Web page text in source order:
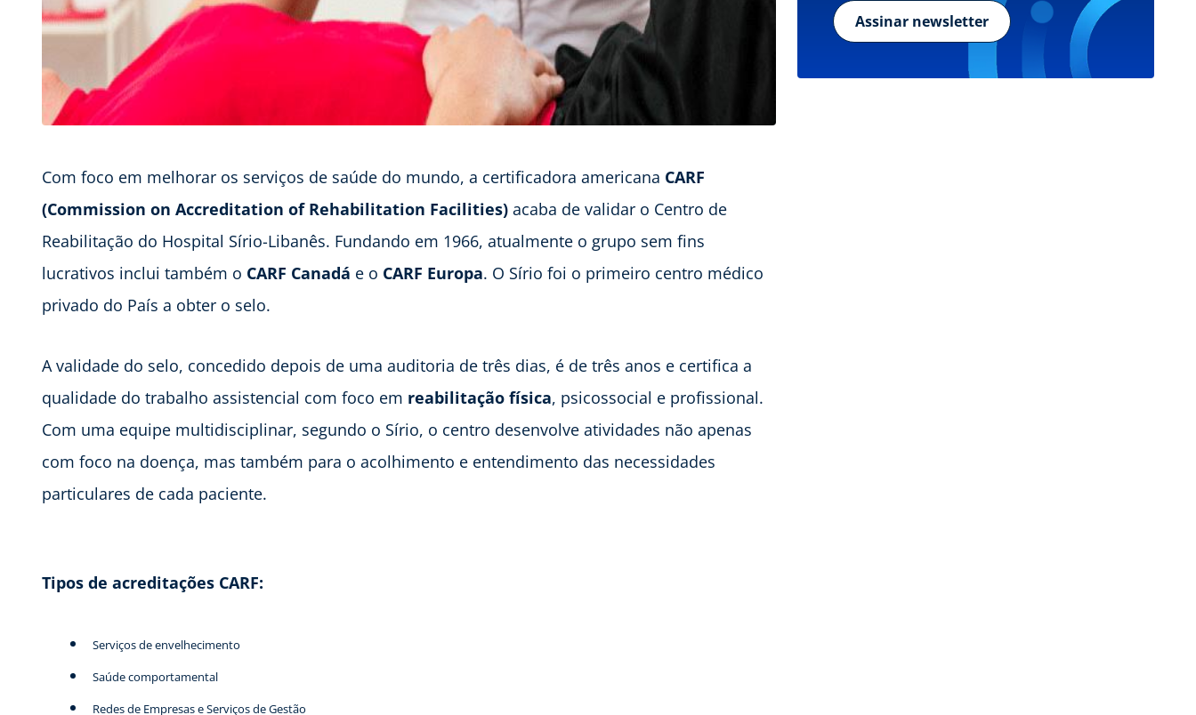
Com foco em melhorar os serviços de saúde do mundo, a certificadora americana CARF
(Commission on Accreditation of Rehabilitation Facilities) acaba de validar o Centro de
Reabilitação do Hospital Sírio-Libanês. Fundando em 1966, atualmente o grupo sem fins
lucrativos inclui também o CARF Canadá e o CARF Europa. O Sírio foi o primeiro centro médico
privado do País a obter o selo.
A validade do selo, concedido depois de uma auditoria de três dias, é de três anos e certifica a
qualidade do trabalho assistencial com foco em reabilitação física, psicossocial e profissional.
Com uma equipe multidisciplinar, segundo o Sírio, o centro desenvolve atividades não apenas
com foco na doença, mas também para o acolhimento e entendimento das necessidades
particulares de cada paciente.
Tipos de acreditações CARF:
Serviços de envelhecimento
Saúde comportamental
Redes de Empresas e Serviços de Gestão
Assinar newsletter